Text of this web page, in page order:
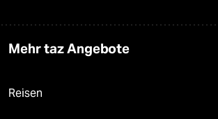
Mehr taz Angebote
Reisen